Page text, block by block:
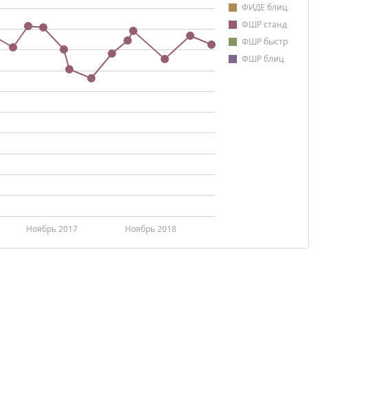
ФИДЕ блиц
ФШР станд
ФШР быстр
ФШР блиц
Ноябрь 2017 Ноябрь 2018